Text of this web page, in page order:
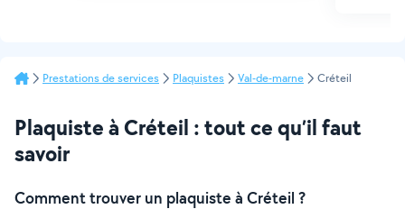
Prestations de services Plaquistes Val-de-marne Créteil
Plaquiste à Créteil : tout ce qu’il faut
savoir
Comment trouver un plaquiste à Créteil ?